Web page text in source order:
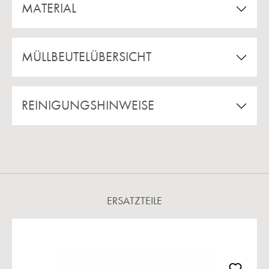
MATERIAL
MÜLLBEUTELÜBERSICHT
REINIGUNGSHINWEISE
ERSATZTEILE